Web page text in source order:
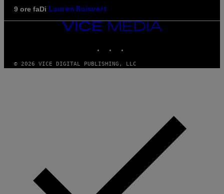
9 ore faDi Lauren Boisvert
VICE
MEDIA
© 2026 VICE DIGITAL PUBLISHING, LLC